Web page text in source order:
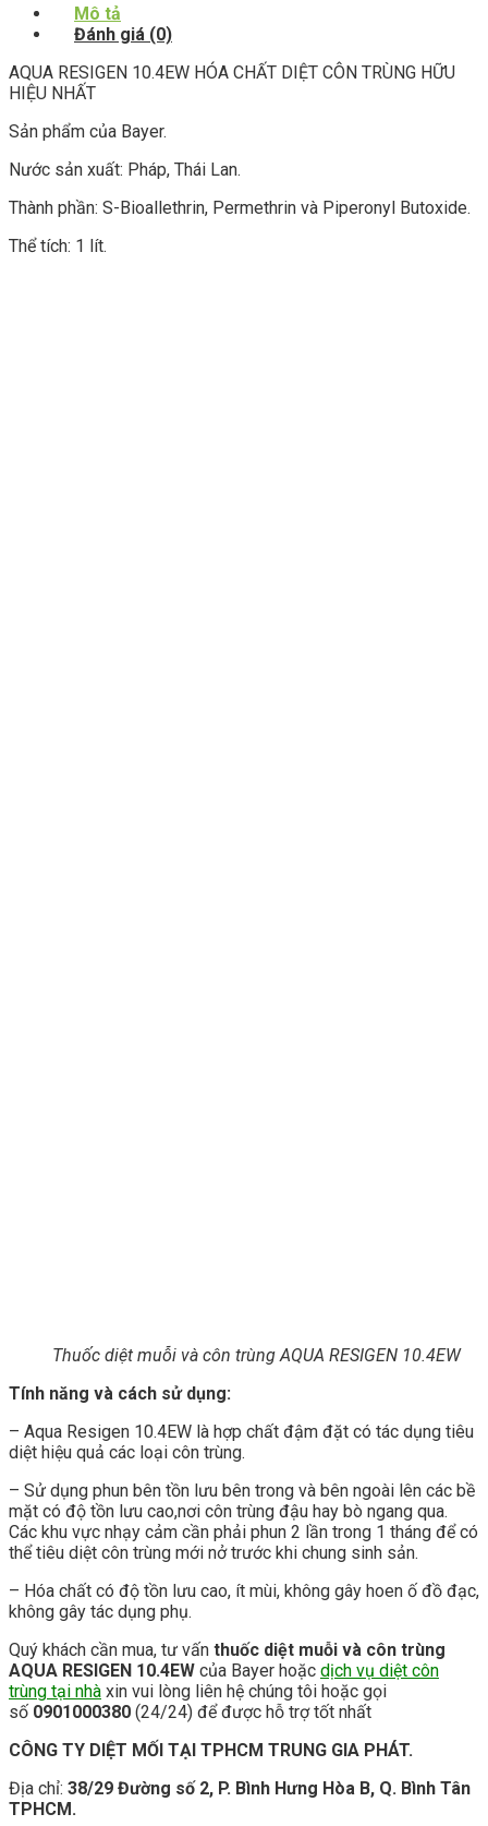
Mô tả
Đánh giá (0)
AQUA RESIGEN 10.4EW HÓA CHẤT DIỆT CÔN TRÙNG HỮU
HIỆU NHẤT
Sản phẩm của Bayer.
Nước sản xuất: Pháp, Thái Lan.
Thành phần: S-Bioallethrin, Permethrin và Piperonyl Butoxide.
Thể tích: 1 lít.
Thuốc diệt muỗi và côn trùng AQUA RESIGEN 10.4EW
Tính năng và cách sử dụng:
– Aqua Resigen 10.4EW là hợp chất đậm đặt có tác dụng tiêu
diệt hiệu quả các loại côn trùng.
– Sử dụng phun bên tồn lưu bên trong và bên ngoài lên các bề
mặt có độ tồn lưu cao,nơi côn trùng đậu hay bò ngang qua.
Các khu vực nhạy cảm cần phải phun 2 lần trong 1 tháng để có
thể tiêu diệt côn trùng mới nở trước khi chung sinh sản.
– Hóa chất có độ tồn lưu cao, ít mùi, không gây hoen ố đồ đạc,
không gây tác dụng phụ.
Quý khách cần mua, tư vấn thuốc diệt muỗi và côn trùng
AQUA RESIGEN 10.4EW của Bayer hoặc dịch vụ diệt côn
trùng tại nhà xin vui lòng liên hệ chúng tôi hoặc gọi
số 0901000380 (24/24) để được hỗ trợ tốt nhất
CÔNG TY DIỆT MỐI TẠI TPHCM TRUNG GIA PHÁT.
Địa chỉ: 38/29 Đường số 2, P. Bình Hưng Hòa B, Q. Bình Tân
TPHCM.